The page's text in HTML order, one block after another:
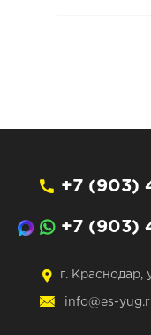
+7 (903)
+7 (903)
г. Краснодар,
info@es-